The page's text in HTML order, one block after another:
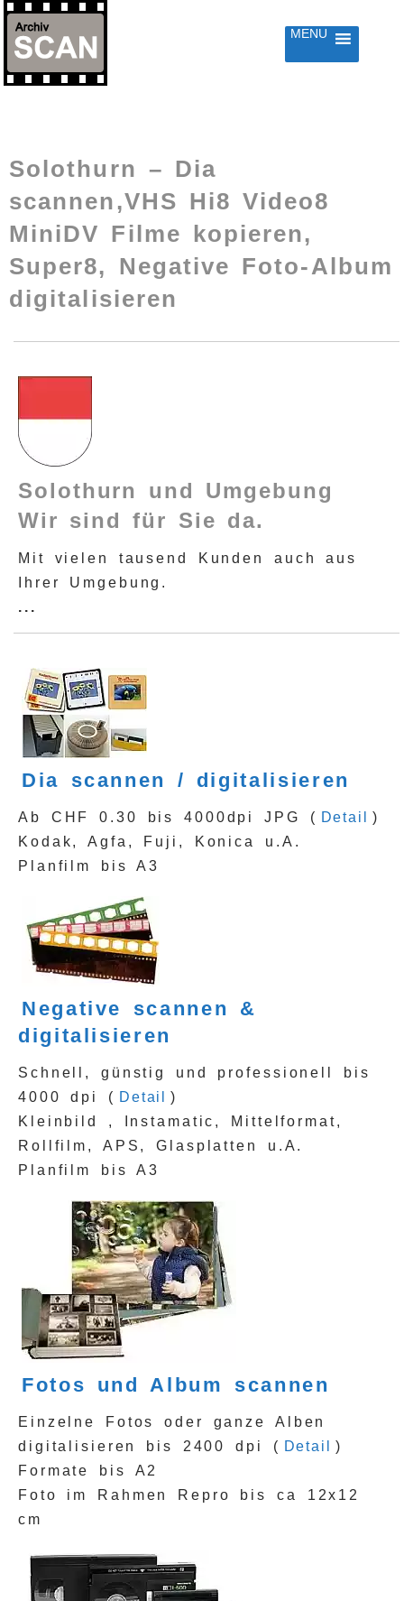
MENU
Solothurn – Dia
scannen,VHS Hi8 Video8
MiniDV Filme kopieren,
Super8, Negative Foto-Album
digitalisieren
Solothurn und Umgebung
Wir sind für Sie da.
Mit vielen tausend Kunden auch aus
Ihrer Umgebung.
...
Dia scannen / digitalisieren
Ab CHF 0.30 bis 4000dpi JPG ( Detail
)
Kodak, Agfa, Fuji, Konica u.A.
Planfilm bis A3
Negative scannen &
digitalisieren
Schnell, günstig und professionell bis
4000 dpi ( Detail
)
Kleinbild , Instamatic, Mittelformat,
Rollfilm, APS, Glasplatten u.A.
Planfilm bis A3
Fotos und Album scannen
Einzelne Fotos oder ganze Alben
digitalisieren bis 2400 dpi ( Detail
)
Formate bis A2
Foto im Rahmen Repro bis ca 12x12
cm